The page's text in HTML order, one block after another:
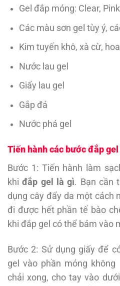
Gel đắp móng: Clear,
Các màu sơn gel tùy ý,
Kim tuyến khô, xà cừ,
Nước lau gel
Giấy lau gel
Gắp đá
Nước phá gel
Tiến hành các bước đắp gel
Bước 1: Tiến hành làm
khiđắp gel là gì. Bạn cần
dụng cây đẩy da một cách
đi được hết phần tế bào
khi đắp gel có thể bám vào
Bước 2: Sử dụng giấy để
gel vào phần móng
chải xong, cho tay vào